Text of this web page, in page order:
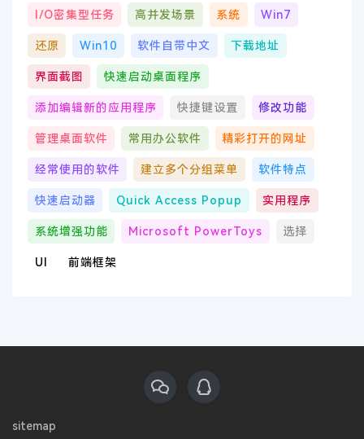
I/O密集型任务 高并发场景 系统 Win7
还原 Win10 软件自带中文 下载地址
界面截图 快速启动桌面程序
添加编辑新的应用程序 快捷键设置 修改功能
管理桌面软件 常用办公软件 精彩打开的网址
经常使用的软件 建立多个分组菜单 软件特点
快速启动器 Quick Access Popup 实用程序
系统增强功能 Microsoft PowerToys 选择
UI 前端框架
sitemap